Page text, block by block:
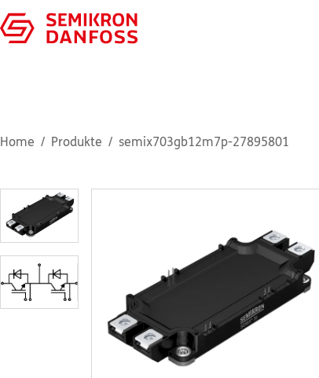
Home Produkte semix703gb12m7p-27895801